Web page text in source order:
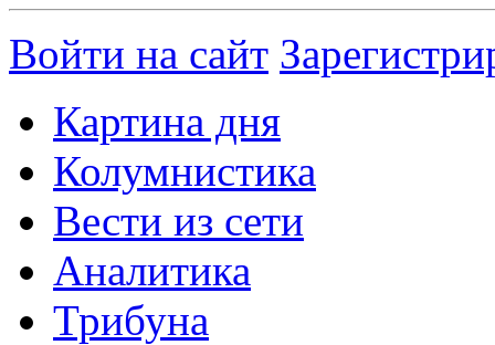
Войти на сайт
Картина дня
Колумнистика
Вести из сети
Аналитика
Трибуна